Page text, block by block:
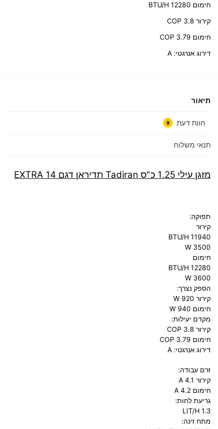
חימום 12280 BTU/H
קירור COP 3.8
חימום COP 3.79
דירוג אנרגטי: A
תיאור
חוות דעת 9
תנאי משלוח
‏מזגן עילי 1.25 ‏כ"ס Tadiran תדיראן דגם EXTRA 14
תפוקה:
קירור
BTU/H 11940
3500 W
חימום
12280 BTU/H
3600 W
הספק נצרך:
קירור W 920
חימום W 940
מקדם יעילות:
קירור COP 3.8
חימום COP 3.79
דירוג אנרגטי:
זרם עבודה:
קירור A 4.1
חימום A 4.2
גריעת לחות:
LIT/H 1.3
מתח זינה: